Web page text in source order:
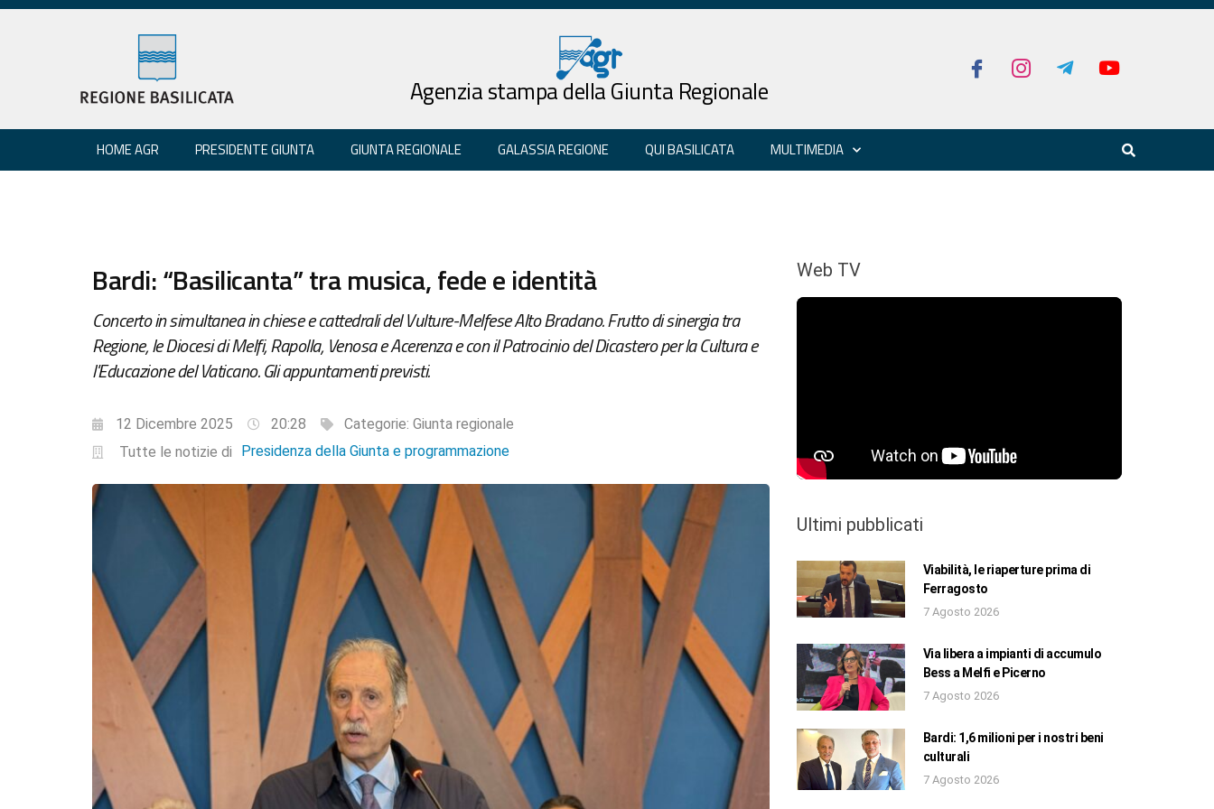
Agenzia stampa della Giunta Regionale
HOME AGR PRESIDENTE GIUNTA GIUNTA REGIONALE GALASSIA REGIONE QUI BASILICATA MULTIMEDIA
Bardi: “Basilicanta” tra musica, fede e identità
Concerto in simultanea in chiese e cattedrali del Vulture-Melfese Alto Bradano. Frutto di sinergia tra
Regione, le Diocesi di Melfi, Rapolla, Venosa e Acerenza e con il Patrocinio del Dicastero per la Cultura e
l'Educazione del Vaticano. Gli appuntamenti previsti.
12 Dicembre 2025 20:28 Categorie: Giunta regionale
Tutte le notizie di
Presidenza della Giunta e programmazione
Web TV
Ultimi pubblicati
Viabilità, le riaperture prima di
Ferragosto
7 Agosto 2026
Via libera a impianti di accumulo
Bess a Melfi e Picerno
7 Agosto 2026
Bardi: 1,6 milioni per i nostri beni
culturali
7 Agosto 2026